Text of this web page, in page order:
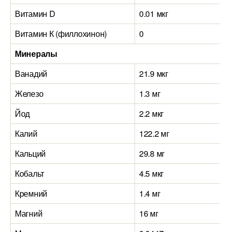
Витамин D
0.01 мкг
Витамин К (филлохинон)
0
Минералы
Ванадий
21.9 мкг
Железо
1.3 мг
Йод
2.2 мкг
Калий
122.2 мг
Кальций
29.8 мг
Кобальт
4.5 мкг
Кремний
1.4 мг
Магний
16 мг